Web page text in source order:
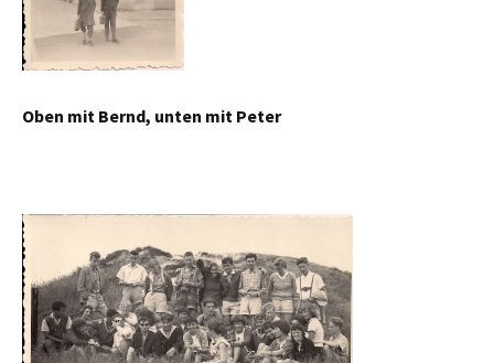
Oben mit Bernd, unten mit Peter